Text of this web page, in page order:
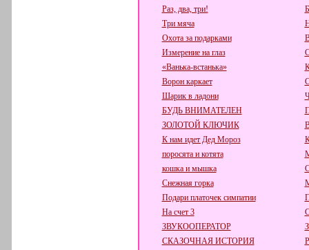
Раз, два, три!
Три мяча
Охота за подарками
Измерение на глаз
«Ванька-встанька»
Ворон каркает
Шарик в ладони
БУДЬ ВНИМАТЕЛЕН
ЗОЛОТОЙ КЛЮЧИК
К нам идет Дед Мороз
поросята и котята
кошка и мышка
Снежная горка
Подари платочек симпатии
На счет 3
ЗВУКООПЕРАТОР
СКАЗОЧНАЯ ИСТОРИЯ